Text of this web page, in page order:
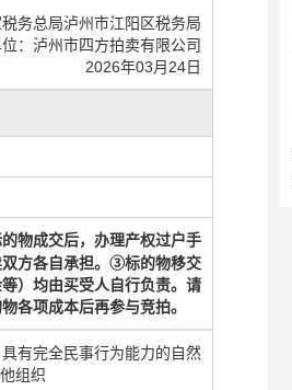
务总局泸州市江阳区税务局
：泸州市四方拍卖有限公司
2026年03月24日
物成交后，办理产权过户手
方各自承担。 ③标的物移交
）均由买受人自行负责。请
各项成本后再参与竞拍。
有完全民事行为能力的自然
组织